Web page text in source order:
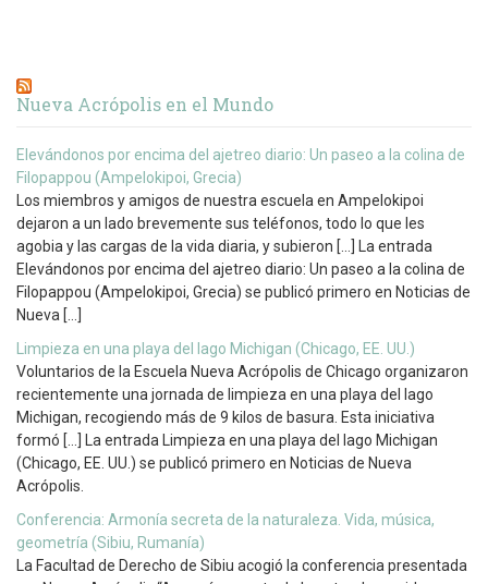
Nueva Acrópolis en el Mundo
Elevándonos por encima del ajetreo diario: Un paseo a la colina de
Filopappou (Ampelokipoi, Grecia)
Los miembros y amigos de nuestra escuela en Ampelokipoi
dejaron a un lado brevemente sus teléfonos, todo lo que les
agobia y las cargas de la vida diaria, y subieron […] La entrada
Elevándonos por encima del ajetreo diario: Un paseo a la colina de
Filopappou (Ampelokipoi, Grecia) se publicó primero en Noticias de
Nueva […]
Limpieza en una playa del lago Michigan (Chicago, EE. UU.)
Voluntarios de la Escuela Nueva Acrópolis de Chicago organizaron
recientemente una jornada de limpieza en una playa del lago
Michigan, recogiendo más de 9 kilos de basura. Esta iniciativa
formó […] La entrada Limpieza en una playa del lago Michigan
(Chicago, EE. UU.) se publicó primero en Noticias de Nueva
Acrópolis.
Conferencia: Armonía secreta de la naturaleza. Vida, música,
geometría (Sibiu, Rumanía)
La Facultad de Derecho de Sibiu acogió la conferencia presentada